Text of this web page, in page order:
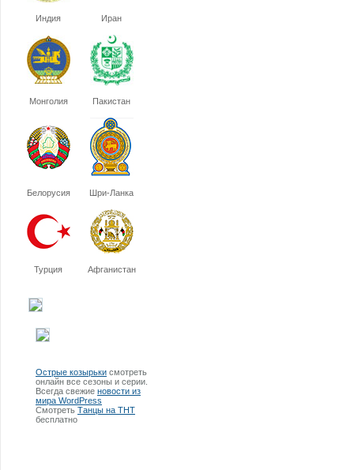
Индия Иран
Монголия Пакистан
Белорусия Шри-Ланка
Турция Афганистан
Острые козырьки смотреть
онлайн все сезоны и серии.
Всегда свежие новости из
мира WordPress
Смотреть Танцы на ТНТ
бесплатно